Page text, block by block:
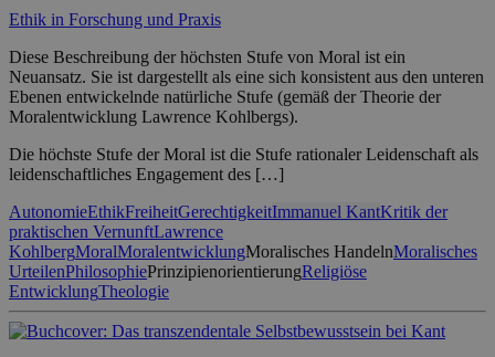
Ethik in Forschung und Praxis
Diese Beschreibung der höchsten Stufe von Moral ist ein
Neuansatz. Sie ist dargestellt als eine sich konsistent aus den unteren
Ebenen entwickelnde natürliche Stufe (gemäß der Theorie der
Moralentwicklung Lawrence Kohlbergs).
Die höchste Stufe der Moral ist die Stufe rationaler Leidenschaft als
leidenschaftliches Engagement des […]
AutonomieEthikFreiheitGerechtigkeitImmanuel KantKritik der
praktischen VernunftLawrence
KohlbergMoralMoralentwicklungMoralisches HandelnMoralisches
UrteilenPhilosophiePrinzipienorientierungReligiöse
EntwicklungTheologie